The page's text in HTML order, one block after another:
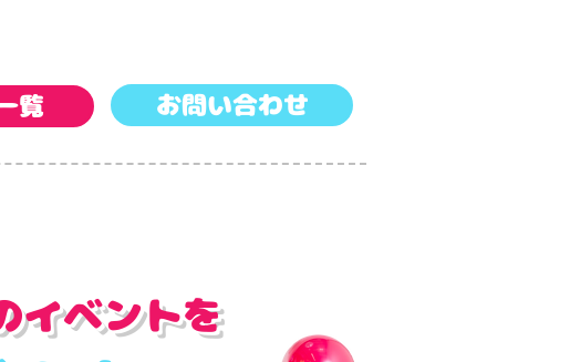
覧 お問い合わせ
イベントを